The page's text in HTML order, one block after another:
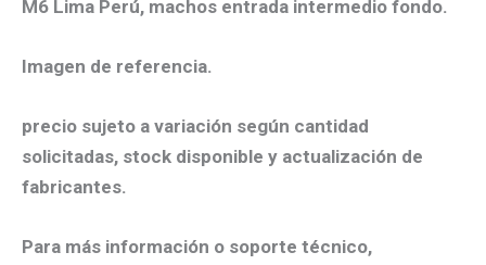
M6 Lima Perú, machos entrada intermedio fondo.
Imagen de referencia.
precio sujeto a variación según cantidad
solicitadas, stock disponible y actualización de
fabricantes.
Para más información o soporte técnico,